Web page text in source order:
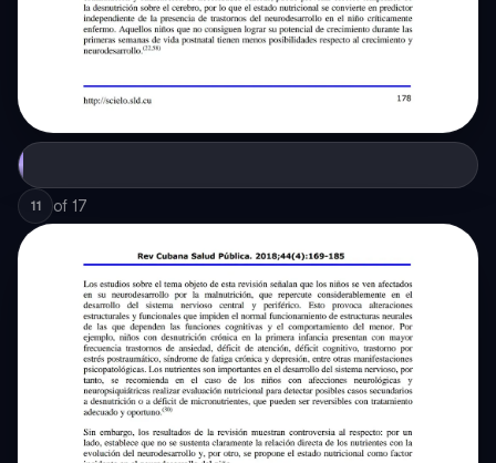
11 of 17